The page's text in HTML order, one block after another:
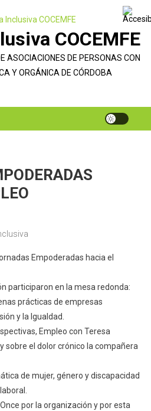
COCEMFE
ASOCIACIONES DE PERSONAS CON
Y ORGÁNICA DE CÓRDOBA
Empoderadas hacia el
participaron en la mesa redonda:
prácticas de empresas
y la Igualdad.
Empleo con Teresa
sobre el dolor crónico la compañera
de mujer, género y discapacidad
por la organización y por esta